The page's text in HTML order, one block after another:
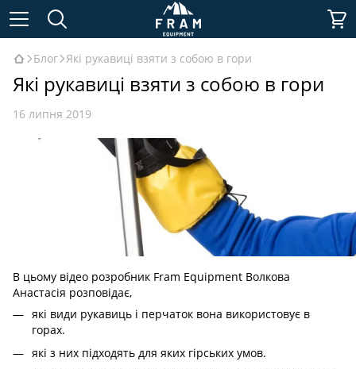
Блог Які рукавиці взяти з собою в гори
Які рукавиці взяти з собою в гори
16 липня 2019
В цьому відео розробник Fram Equipment Волкова
Анастасія розповідає,
які види рукавиць і перчаток вона використовує в
горах.
які з них підходять для яких гірських умов.